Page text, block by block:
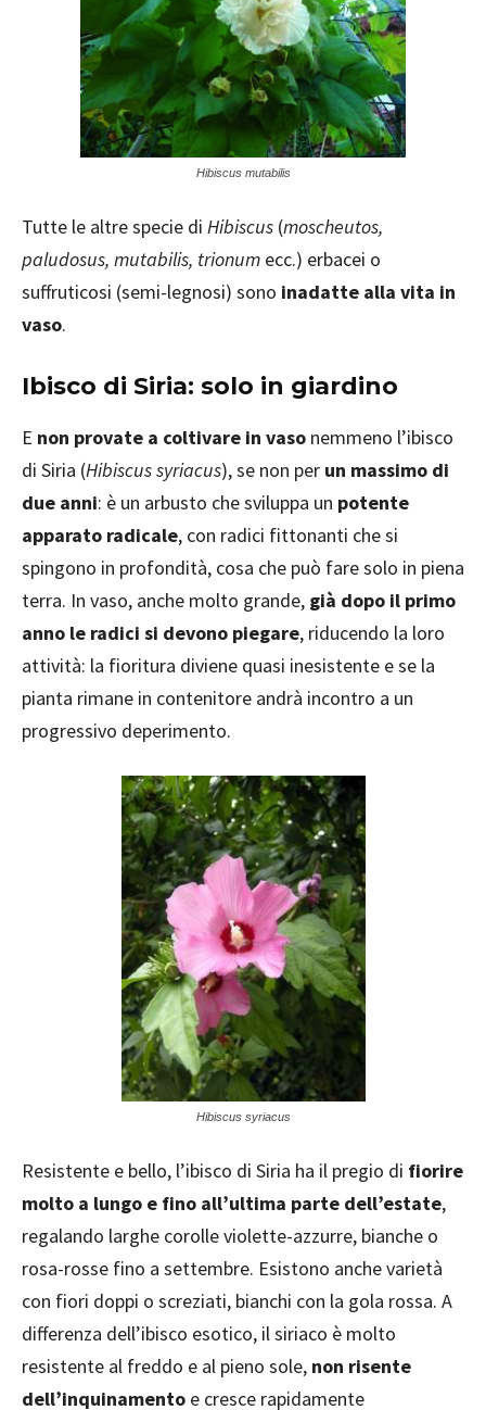
Hibiscus mutabilis
Tutte le altre specie di Hibiscus (moscheutos,
paludosus, mutabilis, trionum ecc.) erbacei o
suffruticosi (semi-legnosi) sono inadatte alla vita in
vaso.
Ibisco di Siria: solo in giardino
E non provate a coltivare in vaso nemmeno l’ibisco
di Siria (Hibiscus syriacus), se non per un massimo di
due anni: è un arbusto che sviluppa un potente
apparato radicale, con radici fittonanti che si
spingono in profondità, cosa che può fare solo in piena
terra. In vaso, anche molto grande, già dopo il primo
anno le radici si devono piegare, riducendo la loro
attività: la fioritura diviene quasi inesistente e se la
pianta rimane in contenitore andrà incontro a un
progressivo deperimento.
Hibiscus syriacus
Resistente e bello, l’ibisco di Siria ha il pregio di fiorire
molto a lungo e fino all’ultima parte dell’estate,
regalando larghe corolle violette-azzurre, bianche o
rosa-rosse fino a settembre. Esistono anche varietà
con fiori doppi o screziati, bianchi con la gola rossa. A
differenza dell’ibisco esotico, il siriaco è molto
resistente al freddo e al pieno sole, non risente
dell’inquinamento e cresce rapidamente